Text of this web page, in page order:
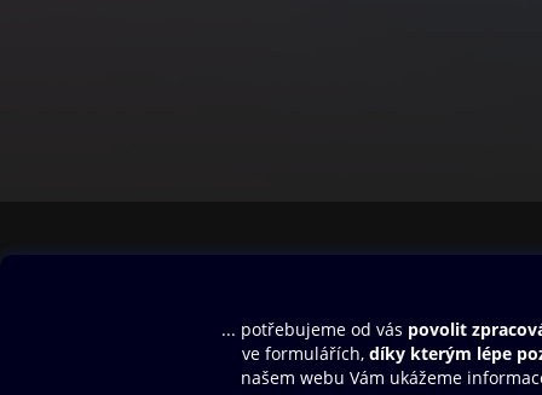
Aplikace a hry
SMS/MMS Info
Blog
Dárkový poukaz
Nápověda